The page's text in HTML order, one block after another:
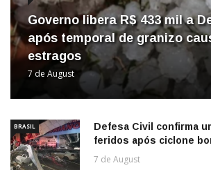
Governo libera R$ 433 mil a
após temporal de granizo
estragos
7 de August
BRASIL
Defesa Civil confirma
feridos após ciclone
7 de August